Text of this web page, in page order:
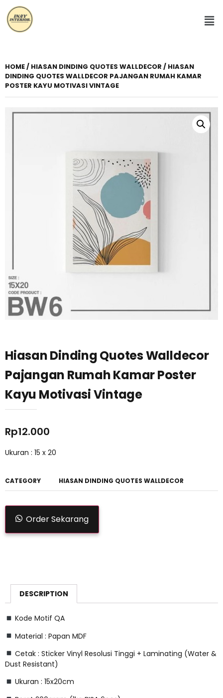
HOME/ HIASAN DINDING QUOTES WALLDECOR / HIASAN
DINDING QUOTES WALLDECOR PAJANGAN RUMAH KAMAR
POSTER KAYU MOTIVASI VINTAGE
Hiasan Dinding Quotes Walldecor
Pajangan Rumah Kamar Poster
Kayu Motivasi Vintage
Rp12.000
Ukuran : 15 x 20
CATEGORY HIASAN DINDING QUOTES WALLDECOR
Order Sekarang
DESCRIPTION
Kode Motif QA
Material : Papan MDF
Cetak : Sticker Vinyl Resolusi Tinggi + Laminating (Water &
Dust Resistant)
Ukuran : 15x20cm